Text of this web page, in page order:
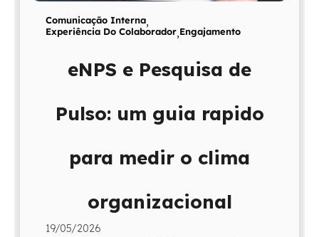
Comunicação Interna,
Experiência Do Colaborador,Engajamento
eNPS e Pesquisa de
Pulso: um guia rapido
para medir o clima
organizacional
19/05/2026